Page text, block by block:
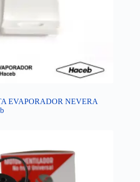
EVAPORADOR NEVERA